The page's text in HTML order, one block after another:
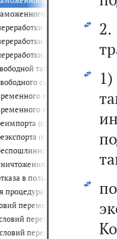
склада (ст. 155 -
на таможенной
вне таможенной
для внутреннего
таможенной зоны (ст.
склада (ст. 211 - 218)
ввоза (допуска) (ст.
вывоза (ст. 227 - 234)
(ст. 235 - 237)
(ст. 238 - 242)
торговли (ст. 243
(ст. 248 - 250)
в пользу государства (ст.
(ст. 253 - 254)
перемещения через
перемещения через
перемещения